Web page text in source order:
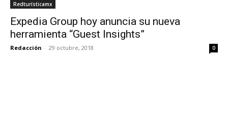
Redturísticamx
Expedia Group hoy anuncia su nueva
herramienta “Guest Insights”
Redacción - 29 octubre, 2018 0